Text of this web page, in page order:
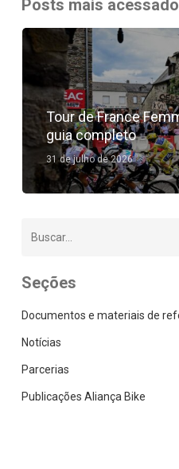
Posts mais
Tour de France
guia completo
31 de julho de 2026
Seções
Documentos e materiais de
Notícias
Parcerias
Publicações Aliança Bike